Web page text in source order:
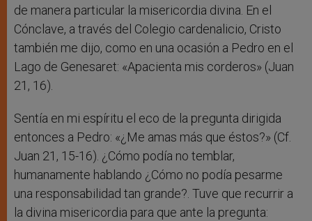
de manera particular la misericordia divina. En el
Cónclave, a través del Colegio cardenalicio, Cristo
también me dijo, como en una ocasión a Pedro en el
Lago de Genesaret: «Apacienta mis corderos» (Juan
21, 16).
Sentía en mi espíritu el eco de la pregunta dirigida
entonces a Pedro: «¿Me amas más que éstos?» (Cf.
Juan 21, 15-16). ¿Cómo podía no temblar,
humanamente hablando ¿Cómo no podía pesarme
una responsabilidad tan grande?. Tuve que recurrir a
la divina misericordia para que ante la pregunta: